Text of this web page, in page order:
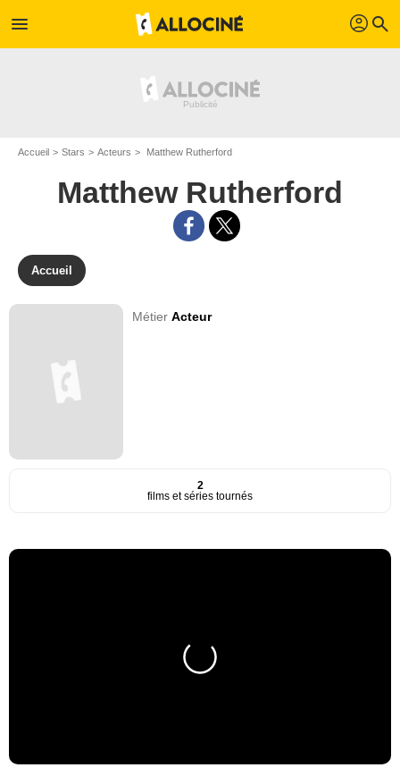
menu profil search
Accueil Stars Acteurs Matthew Rutherford
Matthew Rutherford
Accueil
MétierActeur
2
films et séries tournés